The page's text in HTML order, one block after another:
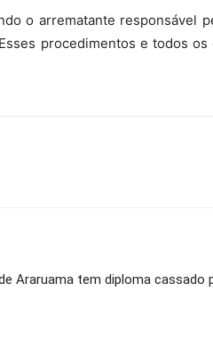
o arrematante responsável
procedimentos e todos
Araruama tem diploma cassado